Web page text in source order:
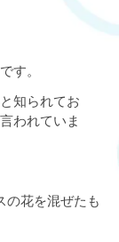
す。
知られてお
われていま
の花を混ぜたも